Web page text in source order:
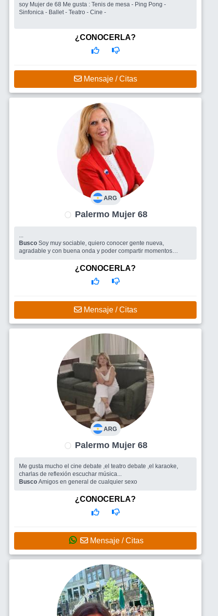
soy Mujer de 68 Me gusta : Tenis de mesa - Ping Pong -
Sinfonica - Ballet - Teatro - Cine -
¿CONOCERLA?
Mensaje / Citas
ARG
Palermo Mujer 68
Busco Soy muy sociable, quiero conocer gente nueva,
agradable y con buena onda y poder compartir momentos
adultez me parece que estar en comu
¿CONOCERLA?
Mensaje / Citas
ARG
Palermo Mujer 68
Me gusta mucho el cine debate ,el teatro debate ,el karaoke,
charlas de reflexión escuchar música...
Busco Amigos en general de cualquier sexo
¿CONOCERLA?
Mensaje / Citas